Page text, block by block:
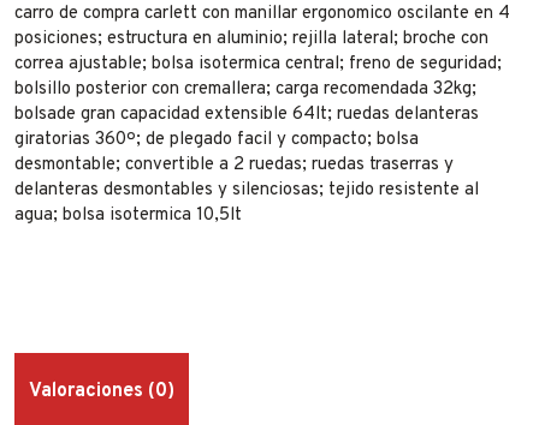
carro de compra carlett con manillar ergonomico oscilante en 4
posiciones; estructura en aluminio; rejilla lateral; broche con
correa ajustable; bolsa isotermica central; freno de seguridad;
bolsillo posterior con cremallera; carga recomendada 32kg;
bolsade gran capacidad extensible 64lt; ruedas delanteras
giratorias 360º; de plegado facil y compacto; bolsa
desmontable; convertible a 2 ruedas; ruedas traserras y
delanteras desmontables y silenciosas; tejido resistente al
agua; bolsa isotermica 10,5lt
Valoraciones (0)